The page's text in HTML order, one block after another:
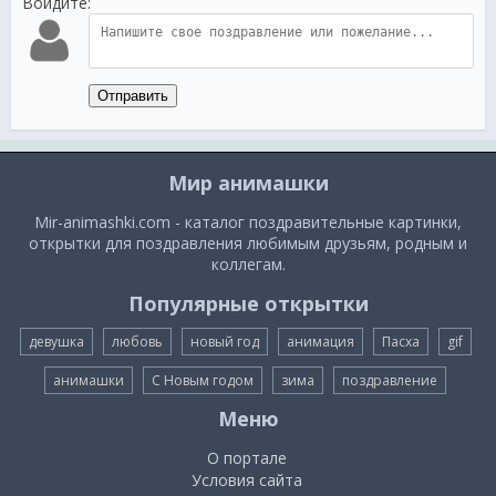
Отправить
Мир анимашки
Mir-animashki.com - каталог поздравительные картинки,
открытки для поздравления любимым друзьям, родным и
коллегам.
Популярные открытки
девушка любовь новый год анимация Пасха gif
анимашки С Новым годом зима поздравление
Меню
О портале
Условия сайта